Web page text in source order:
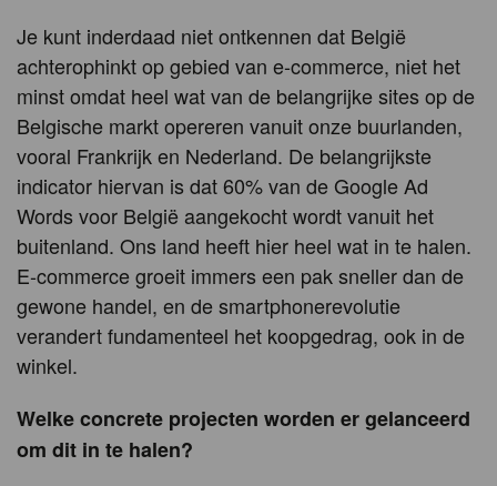
Je kunt inderdaad niet ontkennen dat België
achterophinkt op gebied van e-commerce, niet het
minst omdat heel wat van de belangrijke sites op de
Belgische markt opereren vanuit onze buurlanden,
vooral Frankrijk en Nederland. De belangrijkste
indicator hiervan is dat 60% van de Google Ad
Words voor België aangekocht wordt vanuit het
buitenland. Ons land heeft hier heel wat in te halen.
E-commerce groeit immers een pak sneller dan de
gewone handel, en de smartphonerevolutie
verandert fundamenteel het koopgedrag, ook in de
winkel.
Welke concrete projecten worden er gelanceerd
om dit in te halen?